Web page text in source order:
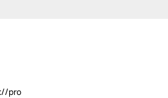
pro